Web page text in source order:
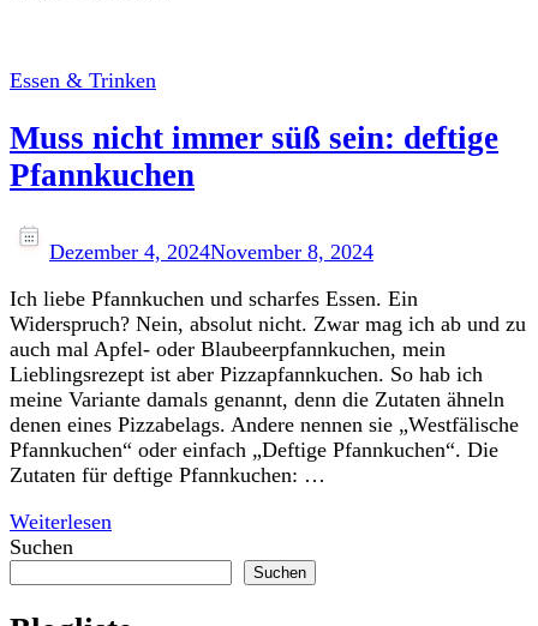
Essen & Trinken
Muss nicht immer süß sein: deftige
Pfannkuchen
Dezember 4, 2024November 8, 2024
Ich liebe Pfannkuchen und scharfes Essen. Ein
Widerspruch? Nein, absolut nicht. Zwar mag ich ab und zu
auch mal Apfel- oder Blaubeerpfannkuchen, mein
Lieblingsrezept ist aber Pizzapfannkuchen. So hab ich
meine Variante damals genannt, denn die Zutaten ähneln
denen eines Pizzabelags. Andere nennen sie „Westfälische
Pfannkuchen“ oder einfach „Deftige Pfannkuchen“. Die
Zutaten für deftige Pfannkuchen: …
Weiterlesen
Suchen
Suchen